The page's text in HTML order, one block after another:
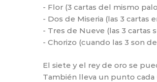
- Flor (3 cartas del mismo
- Dos de Miseria (las 3 cartas
- Tres de Nueve (las 3 cartas
- Chorizo (cuando las 3 son
El siete y el rey de oro se
También lleva un punto